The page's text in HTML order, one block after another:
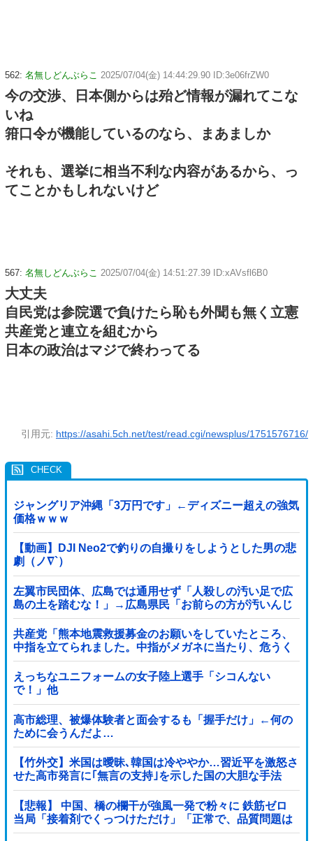
562: 名無しどんぶらこ 2025/07/04(金) 14:44:29.90 ID:3e06frZW0
今の交渉、日本側からは殆ど情報が漏れてこな
いね
箝口令が機能しているのなら、まあましか
それも、選挙に相当不利な内容があるから、っ
てことかもしれないけど
567: 名無しどんぶらこ 2025/07/04(金) 14:51:27.39 ID:xAVsfl6B0
大丈夫
自民党は参院選で負けたら恥も外聞も無く立憲
共産党と連立を組むから
日本の政治はマジで終わってる
引用元: https://asahi.5ch.net/test/read.cgi/newsplus/1751576716/
ジャングリア沖縄「3万円です」←ディズニー超えの強気
価格ｗｗｗ
【動画】DJI Neo2で釣りの自撮りをしようとした男の悲
劇（ノ∇`）
左翼市民団体、広島では通用せず「人殺しの汚い足で広
島の土を踏むな！」→広島県民「お前らの方が汚いんじ
ゃ！」「ワシらが広島県民じゃ」
共産党「熊本地震救援募金のお願いをしていたところ、
中指を立てられました。中指がメガネに当たり、危うく
怪我をするところでした」
えっちなユニフォームの女子陸上選手「シコんない
で！」他
高市総理、被爆体験者と面会するも「握手だけ」←何の
ために会うんだよ…
【竹外交】米国は曖昧､韓国は冷ややか…習近平を激怒さ
せた高市発言に｢無言の支持｣を示した国の大胆な手法
【悲報】 中国、橋の欄干が強風一発で粉々に 鉄筋ゼロ
当局「接着剤でくっつけただけ」「正常で、品質問題は
ない」